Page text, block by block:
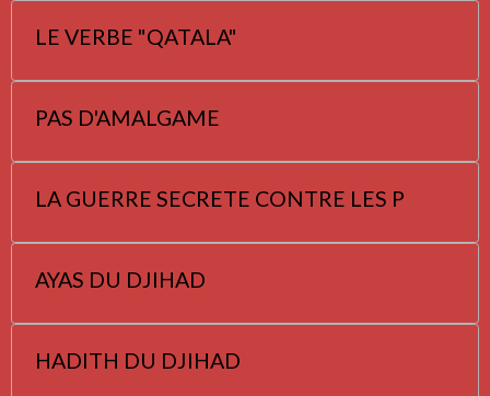
LE VERBE "QATALA"
PAS D'AMALGAME
LA GUERRE SECRETE CONTRE LES P
AYAS DU DJIHAD
HADITH DU DJIHAD